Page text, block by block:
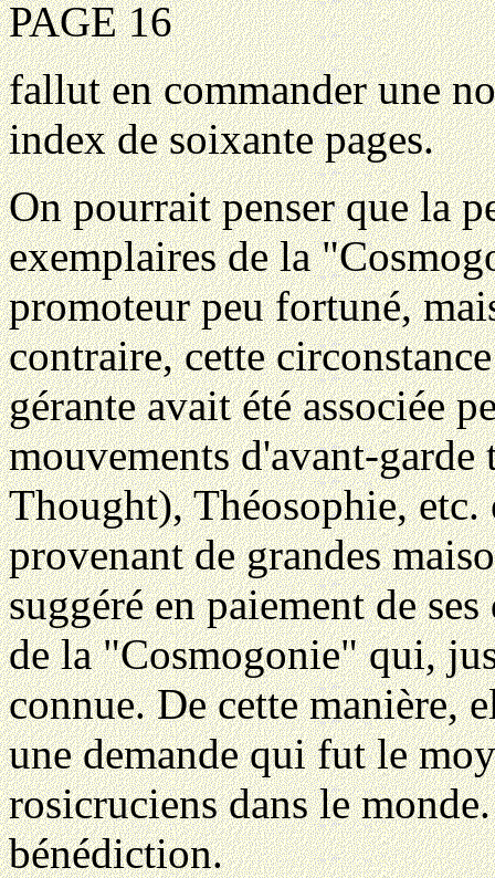
PAGE 16
fallut en commander une
index de soixante pages.
On pourrait penser que la
exemplaires de la
promoteur peu fortuné,
contraire, cette
gérante avait été associée
mouvements d'avant-
Thought), Théosophie,
provenant de grandes
suggéré en paiement de
de la "Cosmogonie" qui,
connue. De cette manière,
une demande qui fut le
rosicruciens dans le
bénédiction.